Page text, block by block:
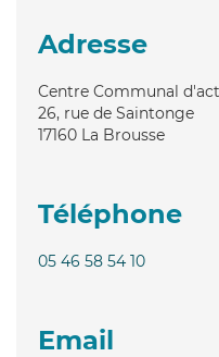
Adresse
Centre Communal
26, rue de Saintonge
17160 La Brousse
Téléphone
05 46 58 54 10
Email